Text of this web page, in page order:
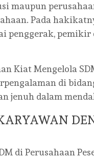
maupun
Pada
penggerak,
Kiat Mengelola
di
jenuh dalam
di Perusahaan